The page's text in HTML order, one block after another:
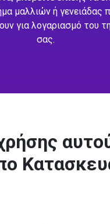
μαλλιών ή γενειάδας
για λογαριασμό του
σας.